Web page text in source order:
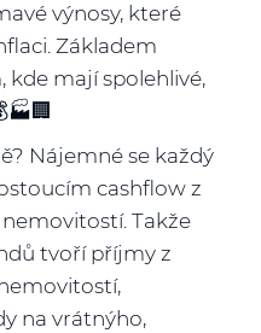
výnosy, které
Základem
kde mají spolehlivé,
Nájemné se každý
cashflow z
Takže
tvoří příjmy z
na vrátnýho,